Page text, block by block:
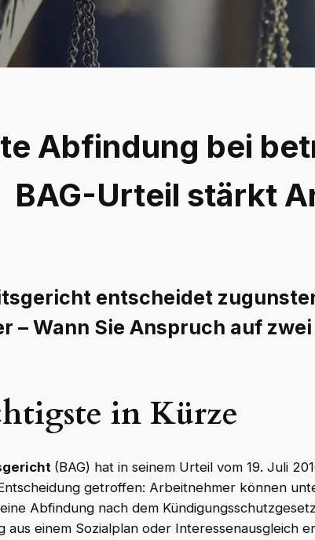
Abfindung bei
BAG-Urteil stärkt
entscheidet
– Wann Sie Anspruch auf
in Kürze
(BAG) hat in seinem Urteil vom 19. Juli
getroffen: Arbeitnehmer können
Abfindung nach dem
aus einem Sozialplan oder Interessenausgleich